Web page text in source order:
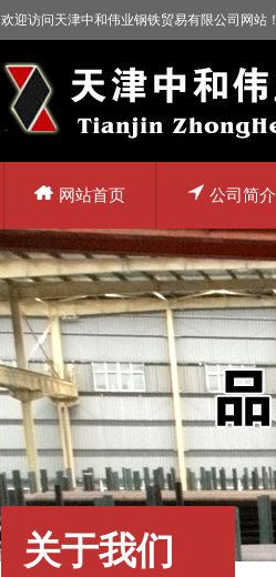
欢迎访问天津中和伟业钢铁贸易有限公司网站！
网站首页 公司简介
关于我们